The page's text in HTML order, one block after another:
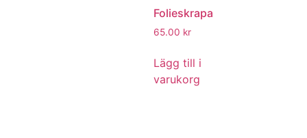
Folieskrapa
65.00 kr
Lägg till i
varukorg